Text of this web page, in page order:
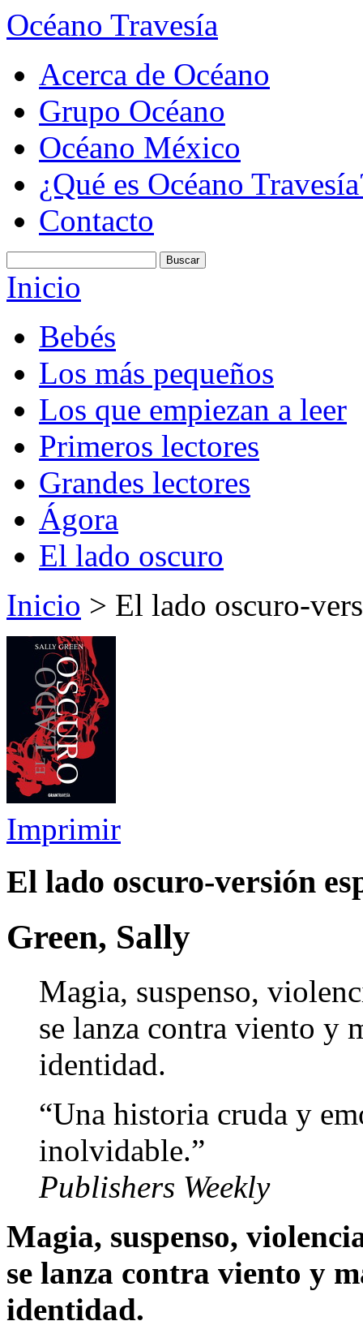
Océano Travesía
Acerca de Océano
Grupo Océano
Océano México
¿Qué es Océano
Contacto
Inicio
Bebés
Los más pequeños
Los que empiezan a leer
Primeros lectores
Grandes lectores
Ágora
El lado oscuro
Inicio > El lado oscuro-
Imprimir
El lado oscuro-versión
Green, Sally
Magia, suspenso,
se lanza contra viento y
identidad.
“Una historia cruda y
inolvidable.”
Publishers Weekly
Magia, suspenso,
se lanza contra viento y
identidad.